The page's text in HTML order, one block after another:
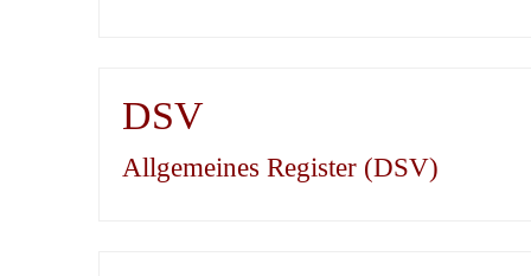
DSV
Allgemeines Register (DSV)